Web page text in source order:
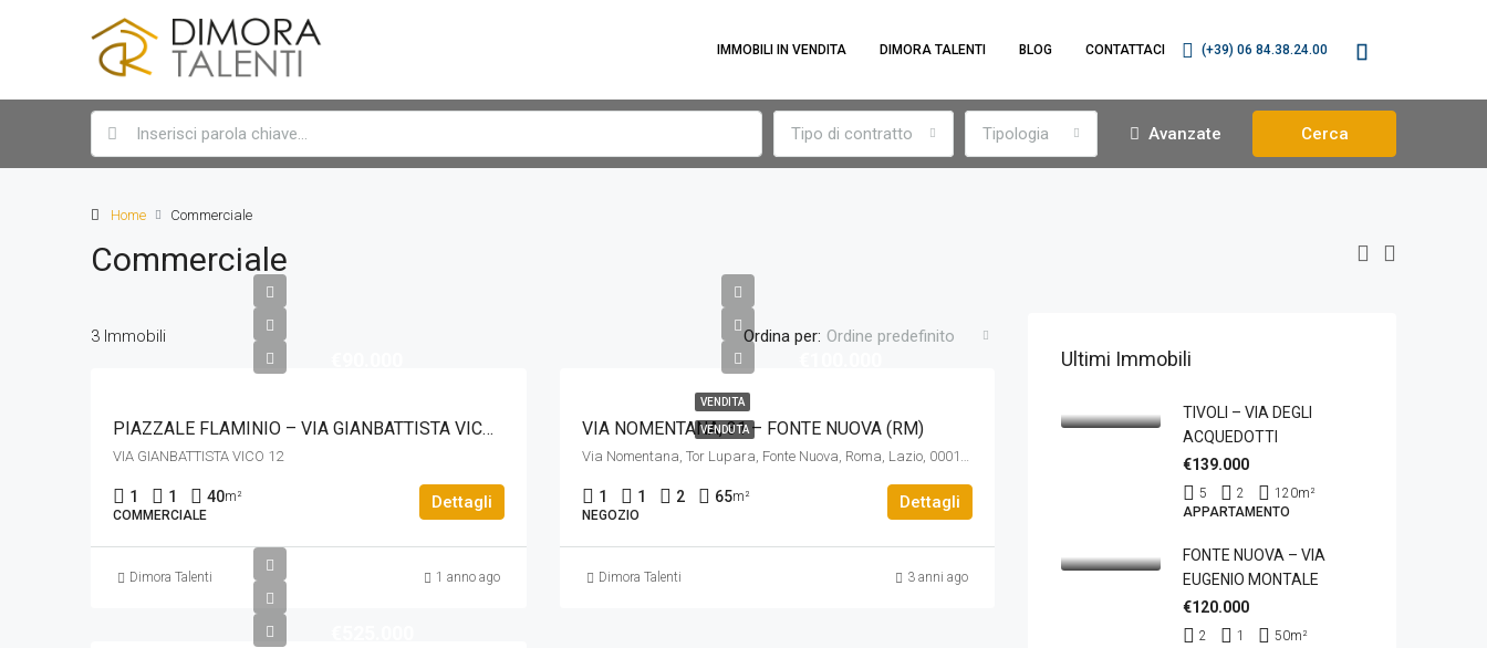
IMMOBILI IN VENDITA DIMORA TALENTI BLOG CONTATTACI (+39) 06 84.38.24.00
Tipo di contratto Tipologia Avanzate Cerca
Home Commerciale
Commerciale
3 Immobili Ordina per: Ordine predefinito
PIAZZALE FLAMINIO – VIA GIANBATTISTA VICO 12
VIA GIANBATTISTA VICO 12
1 1 40m²
COMMERCIALE
Dettagli
Dimora Talenti 1 anno ago
VENDITA
VENDUTA
VIA NOMENTANA, 31 – FONTE NUOVA (RM)
Via Nomentana, Tor Lupara, Fonte Nuova, Roma, Lazio, 00010, Italia
1 1 2 65m²
NEGOZIO
Dettagli
Dimora Talenti 3 anni ago
Ultimi Immobili
TIVOLI – VIA DEGLI
ACQUEDOTTI
€139.000
5 2 120m²
APPARTAMENTO
FONTE NUOVA – VIA
EUGENIO MONTALE
€120.000
2 1 50m²